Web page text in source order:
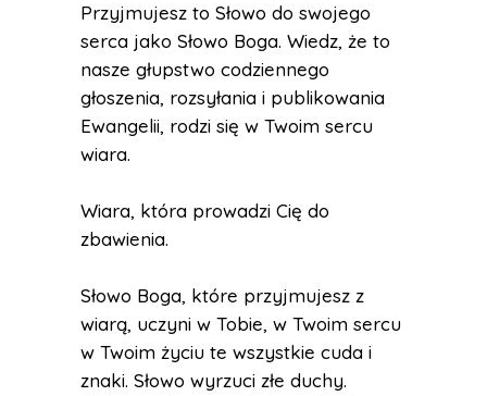
Przyjmujesz to Słowo do swojego
serca jako Słowo Boga. Wiedz, że to
nasze głupstwo codziennego
głoszenia, rozsyłania i publikowania
Ewangelii, rodzi się w Twoim sercu
wiara.
Wiara, która prowadzi Cię do
zbawienia.
Słowo Boga, które przyjmujesz z
wiarą, uczyni w Tobie, w Twoim sercu
w Twoim życiu te wszystkie cuda i
znaki. Słowo wyrzuci złe duchy.